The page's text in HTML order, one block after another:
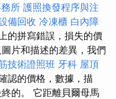
所 護照換發程序與注
備回收 冷凍櫃 白內障
的拼寫錯誤，損失的價
片和描述的差異，我們
技術證照班 牙科 屋頂
認的價格，數據，描
的。 它距離貝爾母馬